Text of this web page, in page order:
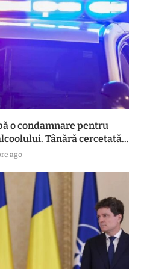
o condamnare pentru
Tânără cercetată...
ago